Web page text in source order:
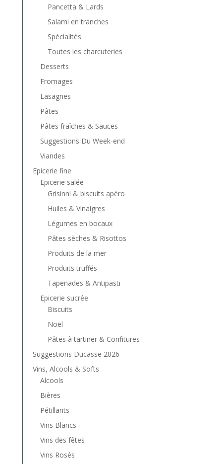
Pancetta & Lards
Salami en tranches
Spécialités
Toutes les charcuteries
Desserts
Fromages
Lasagnes
Pâtes
Pâtes fraîches & Sauces
Suggestions Du Week-end
Viandes
Epicerie fine
Epicerie salée
Grisinni & biscuits apéro
Huiles & Vinaigres
Légumes en bocaux
Pâtes sèches & Risottos
Produits de la mer
Produits truffés
Tapenades & Antipasti
Epicerie sucrée
Biscuits
Noël
Pâtes à tartiner & Confitures
Suggestions Ducasse 2026
Vins, Alcools & Softs
Alcools
Bières
Pétillants
Vins Blancs
Vins des fêtes
Vins Rosés